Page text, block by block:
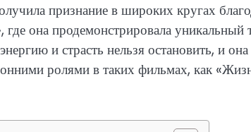
признание в широких кругах
она продемонстрировала уникальный
и страсть нельзя остановить, и
ролями в таких фильмах, как